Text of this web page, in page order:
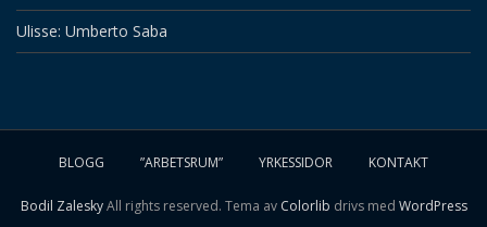
Ulisse: Umberto Saba
BLOGG ”ARBETSRUM” YRKESSIDOR KONTAKT
Bodil ZaleskyAll rights reserved. Tema av Colorlib drivs med WordPress